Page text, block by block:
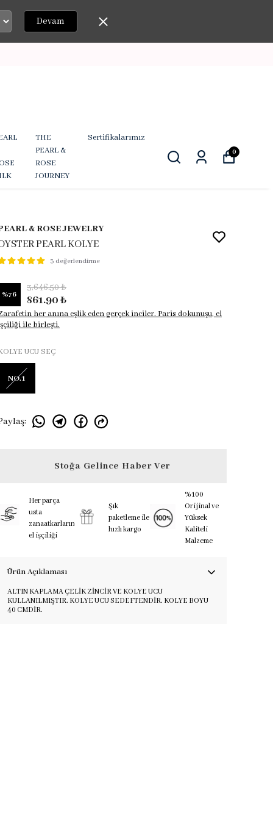
Devam
THE
PEARL &
ROSE
JOURNEY
Sertifikalarımız
0
& ROSE JEWELRY
PEARL KOLYE
3 değerlendirme
%76
3,646.50 ₺
861.90 ₺
her anına eşlik eden gerçek inciler. Paris dokunuşu, el
ile birleşti.
UCU SEÇ
NO.1
:
Stoğa Gelince Haber Ver
Her parça
usta
zanaatkarların
el işçiliği
Şık
paketleme ile
hızlı kargo
%100
Orijinal ve
Yüksek
Kaliteli
Malzeme
Ürün Açıklaması
ALTIN KAPLAMA ÇELİK ZİNCİR VE KOLYE UCU
KULLANILMIŞTIR. KOLYE UCU SEDEFTENDİR. KOLYE BOYU
40 CMDİR.